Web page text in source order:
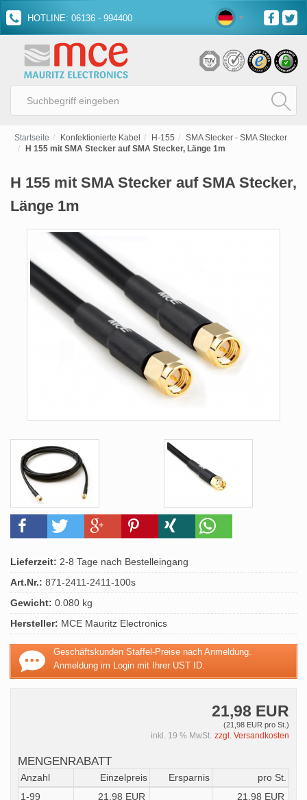
HOTLINE: 06136 - 994400
Startseite Konfektionierte Kabel H-155
SMA Stecker - SMA Stecker
H 155 mit SMA Stecker auf SMA Stecker, Länge 1m
H 155 mit SMA Stecker auf SMA Stecker,
Länge 1m
Lieferzeit: 2-8 Tage nach Bestelleingang
Art.Nr.: 871-2411-2411-100s
Gewicht: 0.080 kg
Hersteller: MCE Mauritz Electronics
Geschäftskunden Staffel-Preise nach Anmeldung.
Anmeldung im Login mit Ihrer UST ID.
21,98 EUR
(21,98 EUR pro St.)
inkl. 19 % MwSt. zzgl. Versandkosten
MENGENRABATT
Anzahl Einzelpreis Ersparnis
pro St.
1-99
21,98 EUR
21,98 EUR